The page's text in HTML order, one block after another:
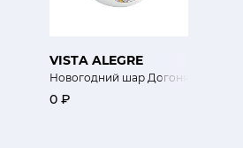
VISTA ALEGRE
Новогодний шар Догоняя здвезды
0 ₽